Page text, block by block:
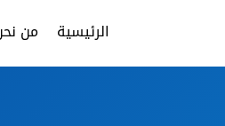
الرئيسية من